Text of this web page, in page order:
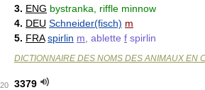
3. ENG bystranka, riffle minnow
4. DEU Schneider(fisch) m
5. FRA spirlin m , ablette f spirlin
DICTIONNAIRE DES NOMS DES ANIMAUX EN
20
3379